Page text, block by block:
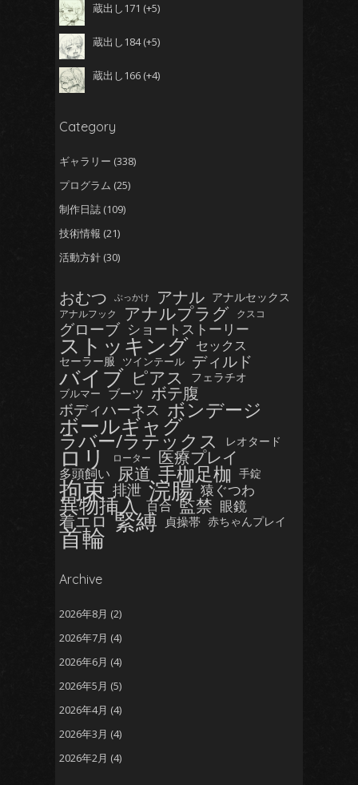
蔵出し171 +5
蔵出し184 +5
蔵出し166 +4
Category
ギャラリー (338)
プログラム (25)
制作日誌 (109)
技術情報 (21)
活動方針 (30)
おむつ ぶっかけ アナル アナルセックス
アナルフック アナルプラグ クスコ
グローブ ショートストーリー
ストッキング セックス
セーラー服 ツインテール ディルド
バイブ ピアス フェラチオ
ブルマー ブーツ ボテ腹
ボディハーネス ボンデージ
ボールギャグ
ラバー/ラテックス レオタード
ロリ ローター 医療プレイ
多頭飼い 尿道 手枷足枷 手錠
拘束 排泄 浣腸 猿ぐつわ
異物挿入 百合 監禁 眼鏡
着エロ 緊縛 貞操帯 赤ちゃんプレイ
首輪
Archive
2026年8月 (2)
2026年7月 (4)
2026年6月 (4)
2026年5月 (5)
2026年4月 (4)
2026年3月 (4)
2026年2月 (4)